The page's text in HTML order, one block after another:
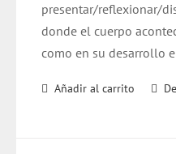
presentar/reflexionar/
donde el cuerpo
como en su desarrollo
Añadir al carrito